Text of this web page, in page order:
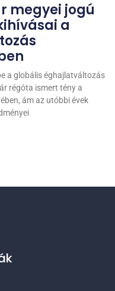
megyei jogú
a
a globális éghajlatváltozás
régóta ismert tény a
ám az utóbbi évek